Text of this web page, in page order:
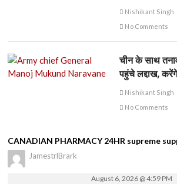
Nishikant Singh
No Comments
चीन के साथ
पहुंचे लद्दाख, करेंगे
Nishikant Singh
No Comments
CANADIAN PHARMACY 24HR supreme
JamestrlBrark
August 6, 2026 @ 4:59 PM